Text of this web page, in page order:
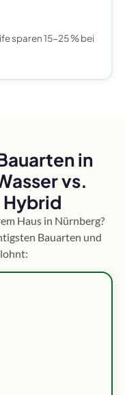
sparen 15-25 % bei
in
vs.
Hybrid
Haus in Nürnberg?
Bauarten und